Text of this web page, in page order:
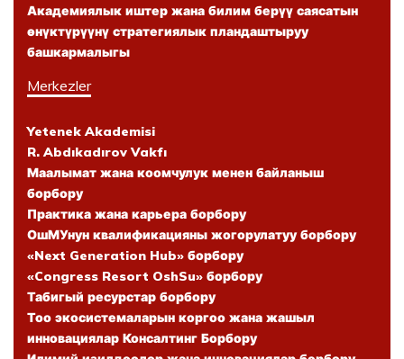
Академиялык иштер жана билим берүү саясатын
өнүктүрүүнү стратегиялык пландаштыруу
башкармалыгы
Merkezler
Yetenek Akademisi
R. Abdıkadırov Vakfı
Маалымат жана коомчулук менен байланыш
борбору
Практика жана карьера борбору
ОшМУнун квалификацияны жогорулатуу борбору
«Next Generation Hub» борбору
«Congress Resort OshSu» борбору
Табигый ресурстар борбору
Тоо экосистемаларын коргоо жана жашыл
инновациялар Консалтинг Борбору